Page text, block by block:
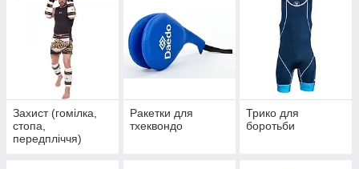
Захист (гомілка,
стопа,
передпліччя)
Ракетки для
тхеквондо
Трико для
боротьби